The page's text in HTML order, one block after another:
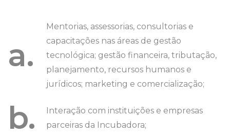
a.
Mentorias, assessorias, consultorias e
capacitações nas áreas de gestão
tecnológica; gestão financeira, tributação,
planejamento, recursos humanos e
jurídicos; marketing e comercialização;
b.
Interação com instituições e empresas
parceiras da Incubadora;